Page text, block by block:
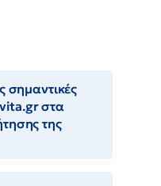
σημαντικές
στα
της